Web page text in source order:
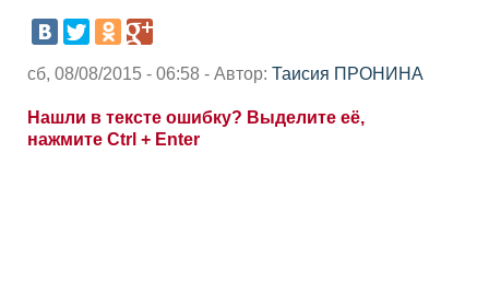
сб, 08/08/2015 - 06:58 - Автор: Таисия ПРОНИНА
Нашли в тексте ошибку? Выделите её,
нажмите Ctrl + Enter